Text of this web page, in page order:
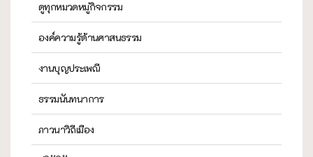
ดูทุกหมวดหมู่กิจกรรม
องค์ความรู้ด้านศาสนธรรม
งานบุญประเพณี
ธรรมนันทนาการ
ภาวนาวิถีเมือง